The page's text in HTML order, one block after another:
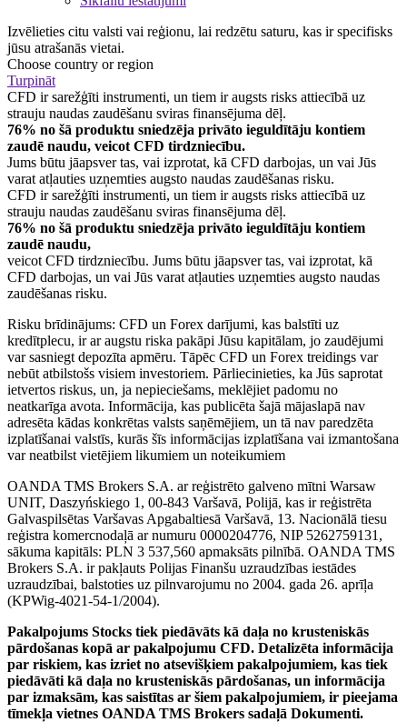
Izvēlieties citu valsti vai reģionu, lai redzētu saturu, kas ir specifisks
jūsu atrašanās vietai.
Choose country or region
Turpināt
CFD ir sarežģīti instrumenti, un tiem ir augsts risks attiecībā uz
strauju naudas zaudēšanu sviras finansējuma dēļ.
76% no šā produktu sniedzēja privāto ieguldītāju kontiem
zaudē naudu, veicot CFD tirdzniecību.
Jums būtu jāapsver tas, vai izprotat, kā CFD darbojas, un vai Jūs
varat atļauties uzņemties augsto naudas zaudēšanas risku.
CFD ir sarežģīti instrumenti, un tiem ir augsts risks attiecībā uz
strauju naudas zaudēšanu sviras finansējuma dēļ.
76% no šā produktu sniedzēja privāto ieguldītāju kontiem
zaudē naudu,
veicot CFD tirdzniecību. Jums būtu jāapsver tas, vai izprotat, kā
CFD darbojas, un vai Jūs varat atļauties uzņemties augsto naudas
zaudēšanas risku.
Risku brīdinājums: CFD un Forex darījumi, kas balstīti uz
kredītplecu, ir ar augstu riska pakāpi Jūsu kapitālam, jo zaudējumi
var sasniegt depozīta apmēru. Tāpēc CFD un Forex treidings var
nebūt atbilstošs visiem investoriem. Pārliecinieties, ka Jūs saprotat
ietvertos riskus, un, ja nepieciešams, meklējiet padomu no
neatkarīga avota. Informācija, kas publicēta šajā mājaslapā nav
adresēta kādas konkrētas valsts saņēmējiem, un tā nav paredzēta
izplatīšanai valstīs, kurās šīs informācijas izplatīšana vai izmantošana
var neatbilst vietējiem likumiem un noteikumiem
OANDA TMS Brokers S.A. ar reģistrēto galveno mītni Warsaw
UNIT, Daszyńskiego 1, 00-843 Varšavā, Polijā, kas ir reģistrēta
Galvaspilsētas Varšavas Apgabaltiesā Varšavā, 13. Nacionālā tiesu
reģistra komercnodaļā ar numuru 0000204776, NIP 5262759131,
sākuma kapitāls: PLN 3 537,560 apmaksāts pilnībā. OANDA TMS
Brokers S.A. ir pakļauts Polijas Finanšu uzraudzības iestādes
uzraudzībai, balstoties uz pilnvarojumu no 2004. gada 26. aprīļa
(KPWig-4021-54-1/2004).
Pakalpojums Stocks tiek piedāvāts kā daļa no krusteniskās
pārdošanas kopā ar pakalpojumu CFD. Detalizēta informācija
par riskiem, kas izriet no atsevišķiem pakalpojumiem, kas tiek
piedāvāti kā daļa no krusteniskās pārdošanas, un informācija
par izmaksām, kas saistītas ar šiem pakalpojumiem, ir pieejama
tīmekļa vietnes OANDA TMS Brokers sadaļā Dokumenti.